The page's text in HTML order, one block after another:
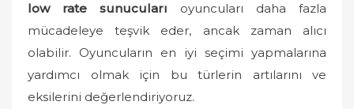
low rate sunucuları oyuncuları daha fazla
mücadeleye teşvik eder, ancak zaman alıcı
olabilir. Oyuncuların en iyi seçimi yapmalarına
yardımcı olmak için bu türlerin artılarını ve
eksilerini değerlendiriyoruz.